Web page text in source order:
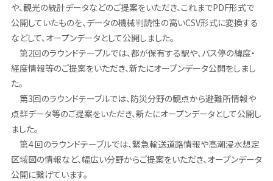
や、観光の統計データなどのご提案をいただき、これまでPDF形式で
公開していたものを、データの機械判読性の高いCSV形式に変換する
などして、オープンデータとして公開しました。
第2回のラウンドテープルでは、都が保有する駅や、バス停の緯度・
経度情報等のご提案をいただき、新たにオープンデータ公開をしまし
た。
第3回のラウンドテーブルでは、防災分野の観点から避難所情報や
点群データ等のご提案をいただき、新たにオープンデータとして公開し
ました。
第４回のラウンドテーブルでは、緊急輸送道路情報や高潮浸水想定
区域図の情報など、幅広い分野からご提案をいただき、オープンデータ
公開に繋げています。